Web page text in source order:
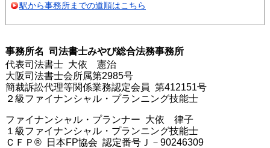
駅から事務所までの道順はこちら
事務所名 司法書士みやび総合法務事務所
代表司法書士 大依 憲治
大阪司法書士会所属第2985号
簡裁訴訟代理等関係業務認定会員 第412151号
２級ファイナンシャル・プランニング技能士
ファイナンシャル・プランナー 大依 律子
１級ファイナンシャル・プランニング技能士
ＣＦＰ® 日本FP協会 認定番号Ｊ－90246309